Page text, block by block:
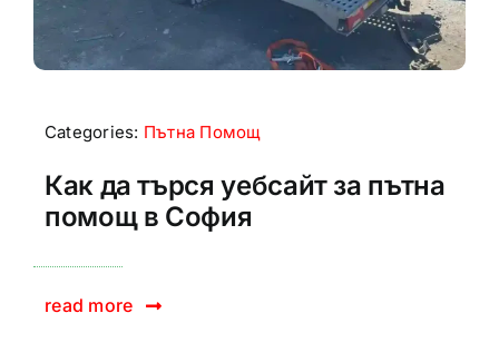
Categories: Пътна Помощ
Как да търся уебсайт за пътна
помощ в София
read more